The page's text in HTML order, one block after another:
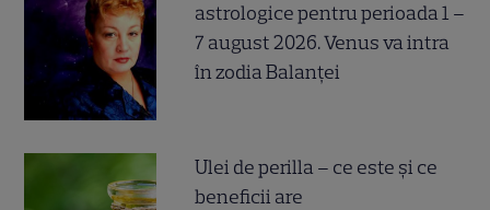
astrologice pentru perioada 1 –
7 august 2026. Venus va intra
în zodia Balanței
Ulei de perilla – ce este și ce
beneficii are